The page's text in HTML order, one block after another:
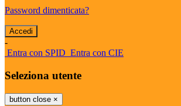
Password dimenticata?
-
Entra con SPID Entra con CIE
Seleziona utente
button close ×